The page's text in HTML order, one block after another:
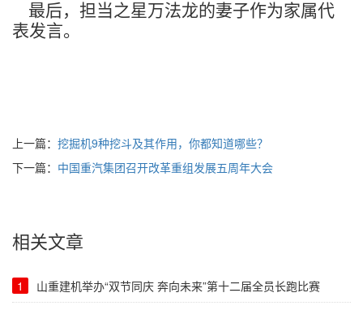
最后，担当之星万法龙的妻子作为家属代
表发言。
上一篇： 挖掘机9种挖斗及其作用，你都知道哪些？
下一篇： 中国重汽集团召开改革重组发展五周年大会
相关文章
1 山重建机举办“双节同庆 奔向未来”第十二届全员长跑比赛